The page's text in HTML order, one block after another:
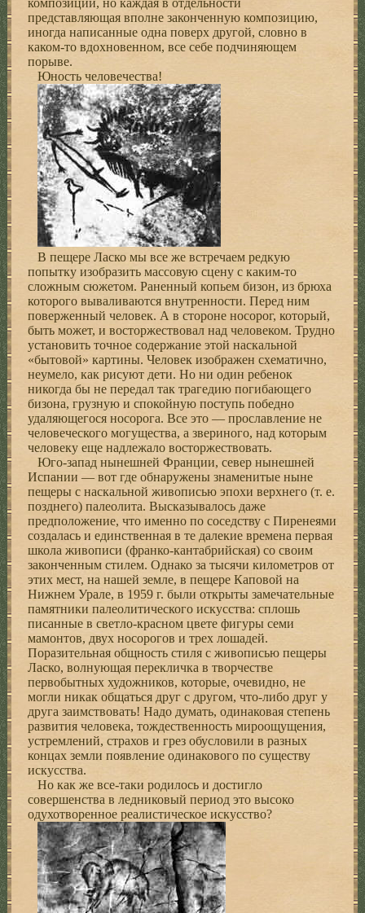
представляющая вполне законченную композицию,
иногда написанные одна поверх другой, словно в
каком-то вдохновенном, все себе подчиняющем
порыве.
Юность человечества!
В пещере Ласко мы все же встречаем редкую
попытку изобразить массовую сцену с каким-то
сложным сюжетом. Раненный копьем бизон, из брюха
которого вываливаются внутренности. Перед ним
поверженный человек. А в стороне носорог, который,
быть может, и восторжествовал над человеком. Трудно
установить точное содержание этой наскальной
«бытовой» картины. Человек изображен схематично,
неумело, как рисуют дети. Но ни один ребенок
никогда бы не передал так трагедию погибающего
бизона, грузную и спокойную поступь победно
удаляющегося носорога. Все это — прославление не
человеческого могущества, а звериного, над которым
человеку еще надлежало восторжествовать.
Юго-запад нынешней Франции, север нынешней
Испании — вот где обнаружены знаменитые ныне
пещеры с наскальной живописью эпохи верхнего (т. е.
позднего) палеолита. Высказывалось даже
предположение, что именно по соседству с Пиренеями
создалась и единственная в те далекие времена первая
школа живописи (франко-кантабрийская) со своим
законченным стилем. Однако за тысячи километров от
этих мест, на нашей земле, в пещере Каповой на
Нижнем Урале, в 1959 г. были открыты замечательные
памятники палеолитического искусства: сплошь
писанные в светло-красном цвете фигуры семи
мамонтов, двух носорогов и трех лошадей.
Поразительная общность стиля с живописью пещеры
Ласко, волнующая перекличка в творчестве
первобытных художников, которые, очевидно, не
могли никак общаться друг с другом, что-либо друг у
друга заимствовать! Надо думать, одинаковая степень
развития человека, тождественность мироощущения,
устремлений, страхов и грез обусловили в разных
концах земли появление одинакового по существу
искусства.
Но как же все-таки родилось и достигло
совершенства в ледниковый период это высоко
одухотворенное реалистическое искусство?